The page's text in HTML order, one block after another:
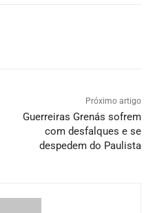
Próximo artigo
Guerreiras Grenás sofrem
com desfalques e se
despedem do Paulista